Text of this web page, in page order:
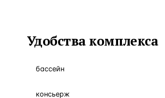
Удобства комплекса
бассейн
консьерж